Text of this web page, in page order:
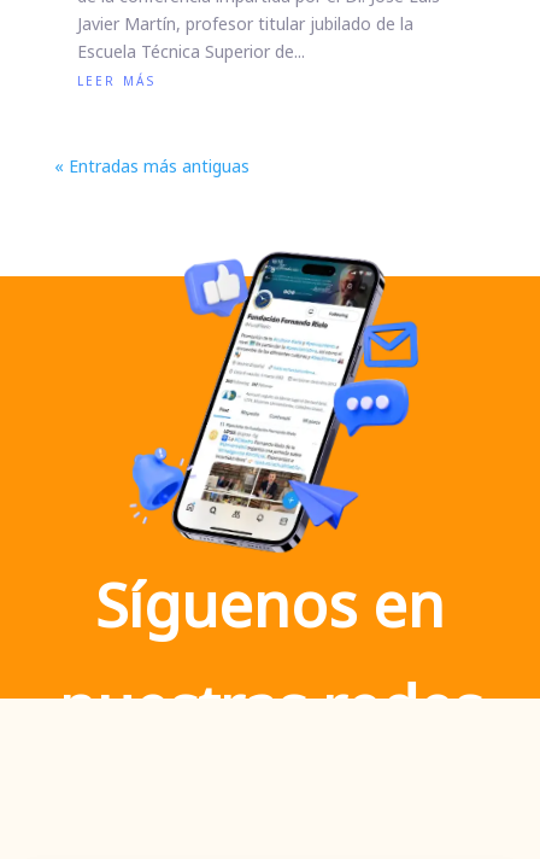
Javier Martín, profesor titular jubilado de la
Escuela Técnica Superior de...
leer más
« Entradas más antiguas
Síguenos en
nuestras redes